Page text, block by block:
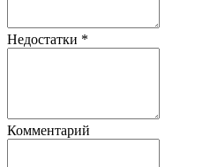
Недостатки *
Комментарий